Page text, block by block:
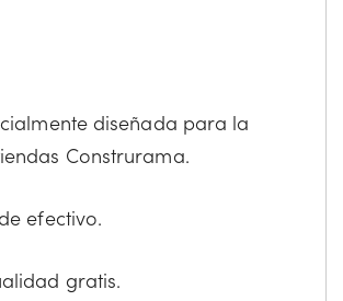
diseñada para la
Construrama.
efectivo.
gratis.